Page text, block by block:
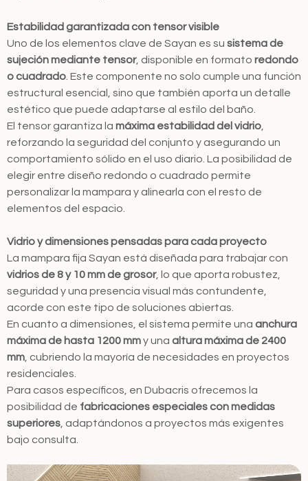
Estabilidad garantizada con tensor visible
Uno de los elementos clave de Sayan es su sistema de
sujeción mediante tensor, disponible en formato redondo
o cuadrado . Este componente no solo cumple una función
estructural esencial, sino que también aporta un detalle
estético que puede adaptarse al estilo del baño.
El tensor garantiza la máxima estabilidad del vidrio
reforzando la seguridad del conjunto y asegurando un
comportamiento sólido en el uso diario. La posibilidad de
elegir entre diseño redondo o cuadrado permite
personalizar la mampara y alinearla con el resto de
elementos del espacio.
Vidrio y dimensiones pensadas para cada proyecto
La mampara fija Sayan está diseñada para trabajar con
vidrios de 8 y 10 mm de grosor, lo que aporta robustez,
seguridad y una presencia visual más contundente,
acorde con este tipo de soluciones abiertas.
En cuanto a dimensiones, el sistema permite una anchura
máxima de hasta 1200 mmy una altura máxima de 2400
mm , cubriendo la mayoría de necesidades en proyectos
residenciales.
Para casos específicos, en Dubacris ofrecemos la
posibilidad de fabricaciones especiales con medidas
superiores , adaptándonos a proyectos más exigentes
bajo consulta.